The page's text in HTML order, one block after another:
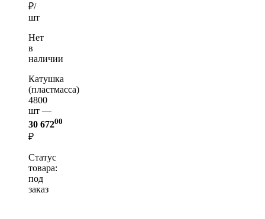
₽/
шт
Нет
в
наличии
Катушка
(пластмасса)
4800
шт —
30 67200
₽
Статус
товара:
под
заказ